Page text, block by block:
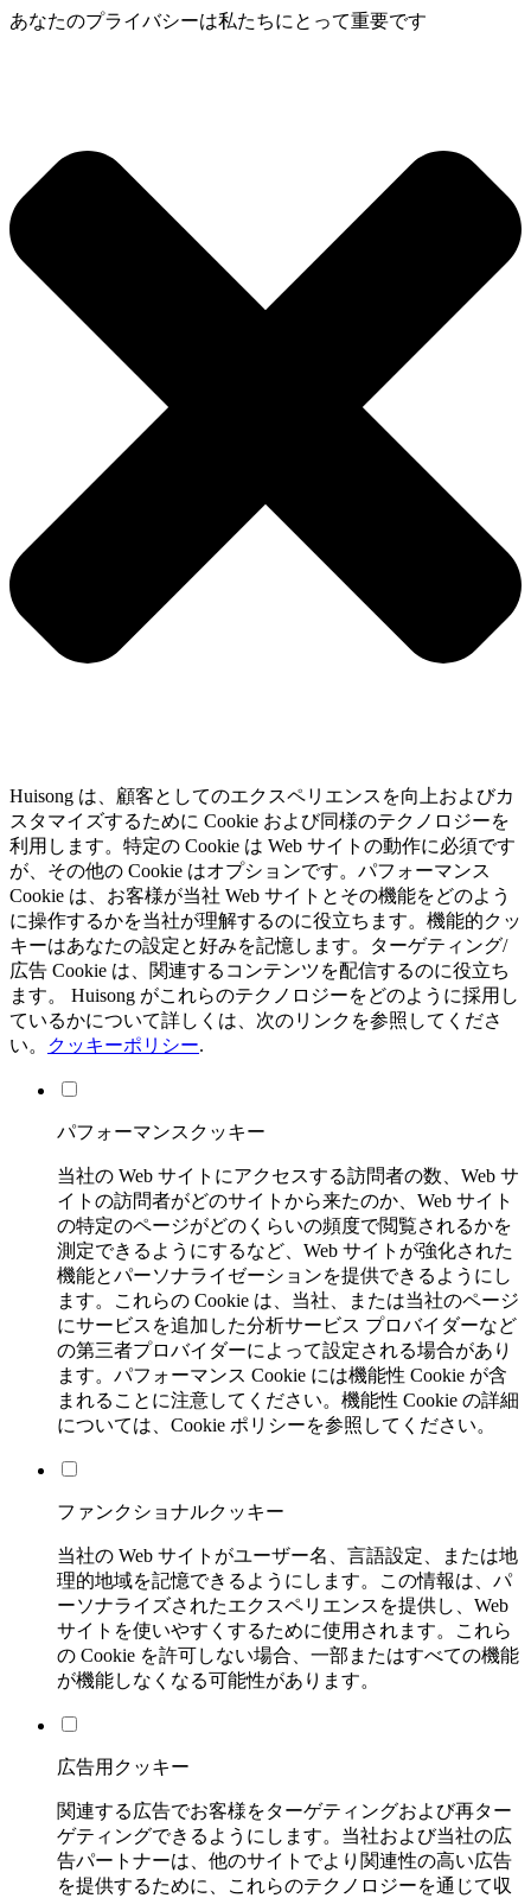
あなたのプライバシーは私たちにとって重要です
Huisong は、顧客としてのエクスペリエンスを向上およびカ
スタマイズするために Cookie および同様のテクノロジーを
利用します。特定の Cookie は Web サイトの動作に必須です
が、その他の Cookie はオプションです。パフォーマンス
Cookie は、お客様が当社 Web サイトとその機能をどのよう
に操作するかを当社が理解するのに役立ちます。機能的クッ
キーはあなたの設定と好みを記憶します。ターゲティング/
広告 Cookie は、関連するコンテンツを配信するのに役立ち
ます。 Huisong がこれらのテクノロジーをどのように採用し
ているかについて詳しくは、次のリンクを参照してくださ
い。
クッキーポリシー.
パフォーマンスクッキー
当社の Web サイトにアクセスする訪問者の数、Web サ
イトの訪問者がどのサイトから来たのか、Web サイト
の特定のページがどのくらいの頻度で閲覧されるかを
測定できるようにするなど、Web サイトが強化された
機能とパーソナライゼーションを提供できるようにし
ます。これらの Cookie は、当社、または当社のページ
にサービスを追加した分析サービス プロバイダーなど
の第三者プロバイダーによって設定される場合があり
ます。パフォーマンス Cookie には機能性 Cookie が含
まれることに注意してください。機能性 Cookie の詳細
については、Cookie ポリシーを参照してください。
ファンクショナルクッキー
当社の Web サイトがユーザー名、言語設定、または地
理的地域を記憶できるようにします。この情報は、パ
ーソナライズされたエクスペリエンスを提供し、Web
サイトを使いやすくするために使用されます。これら
の Cookie を許可しない場合、一部またはすべての機能
が機能しなくなる可能性があります。
広告用クッキー
関連する広告でお客様をターゲティングおよび再ター
ゲティングできるようにします。当社および当社の広
告パートナーは、他のサイトでより関連性の高い広告
を提供するために、これらのテクノロジーを通じて収